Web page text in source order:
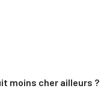
moins cher ailleurs ?